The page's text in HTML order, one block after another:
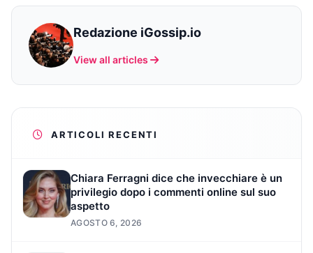
Redazione iGossip.io
View all articles
ARTICOLI RECENTI
Chiara Ferragni dice che invecchiare è un
privilegio dopo i commenti online sul suo
aspetto
AGOSTO 6, 2026